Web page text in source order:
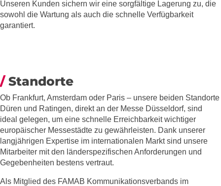
Unseren Kunden sichern wir eine sorgfältige Lagerung zu, die
sowohl die Wartung als auch die schnelle Verfügbarkeit
garantiert.
Standorte
Ob Frankfurt, Amsterdam oder Paris – unsere beiden Standorte
Düren und Ratingen, direkt an der Messe Düsseldorf, sind
ideal gelegen, um eine schnelle Erreichbarkeit wichtiger
europäischer Messestädte zu gewährleisten. Dank unserer
langjährigen Expertise im internationalen Markt sind unsere
Mitarbeiter mit den länderspezifischen Anforderungen und
Gegebenheiten bestens vertraut.
Als Mitglied des FAMAB Kommunikationsverbands im